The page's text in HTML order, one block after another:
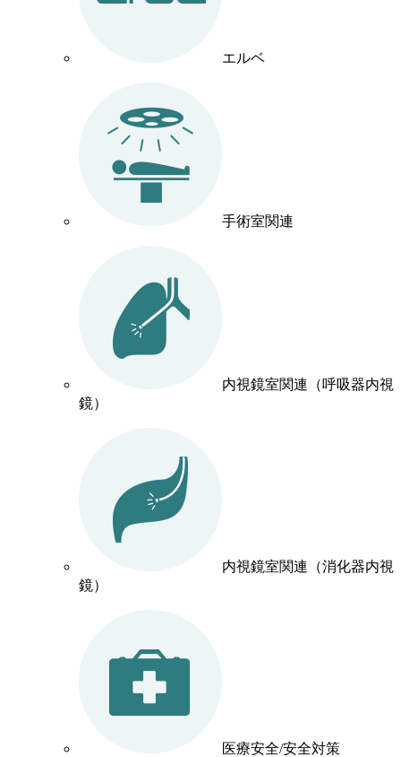
エルベ
手術室関連
内視鏡室関連（呼吸器内視
鏡）
内視鏡室関連（消化器内視
鏡）
医療安全/安全対策